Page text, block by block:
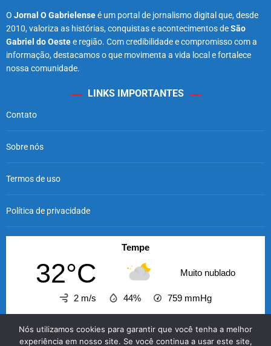
O Jornal O Gabrielenseé um portal de jornalismo digital que, desde
2010, valoriza as histórias, conquistas e acontecimentos deSão
Gabriel do Oestee região. Com credibilidade e compromisso com a
informação, destacamos o que movimenta a vida local e fortalece
nossa comunidade.
LINKS IMPORTANTES
Contato
Sobre nós
Termos de uso
Política de privacidade
Tempe
32°C Muito nublado
2 m/s 44% 759 mmHg
Nós utilizamos cookies para garantir que você tenha a melhor
experiência em nosso site. Se você continua a usar este site,